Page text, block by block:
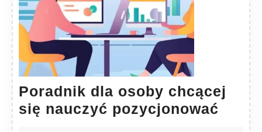
Poradnik dla osoby chcącej
się nauczyć pozycjonować